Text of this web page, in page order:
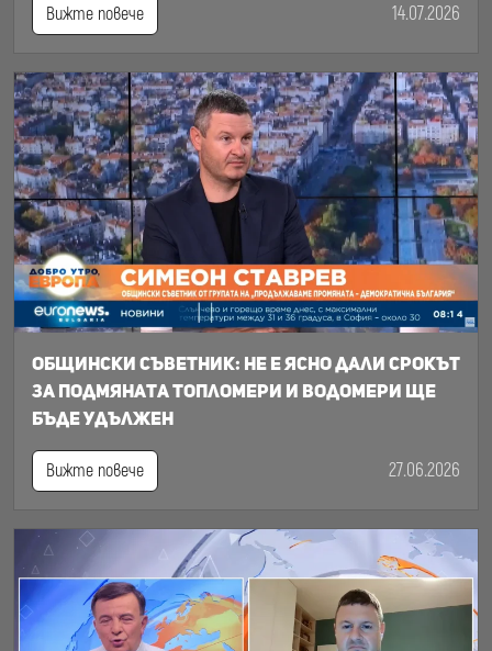
Вижте повече 14.07.2026
Общински съветник: Не е ясно дали срокът
за подмяната топломери и водомери ще
бъде удължен
Вижте повече 27.06.2026